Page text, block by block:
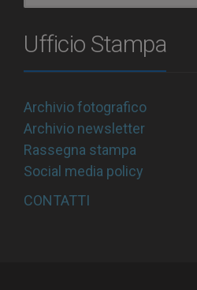
Ufficio Stampa
Archivio fotografico
Archivio newsletter
Rassegna stampa
Social media policy
CONTATTI